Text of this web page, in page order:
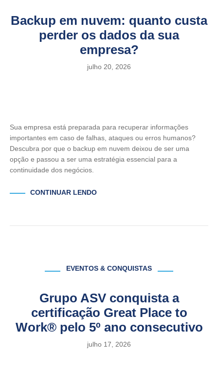
Backup em nuvem: quanto custa
perder os dados da sua
empresa?
julho 20, 2026
Sua empresa está preparada para recuperar informações
importantes em caso de falhas, ataques ou erros humanos?
Descubra por que o backup em nuvem deixou de ser uma
opção e passou a ser uma estratégia essencial para a
continuidade dos negócios.
CONTINUAR LENDO
EVENTOS & CONQUISTAS
Grupo ASV conquista a
certificação Great Place to
Work® pelo 5º ano consecutivo
julho 17, 2026